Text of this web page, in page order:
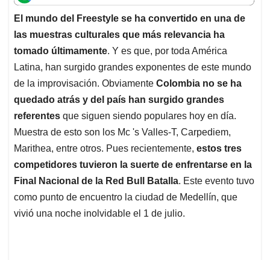
t
s
A
p
p
e
b
o
o
k
k
e
d
I
n
i
l
e
a
d
s
El mundo del Freestyle se ha convertido en una de
las muestras culturales que más relevancia ha
tomado últimamente. Y es que, por toda América
Latina, han surgido grandes exponentes de este mundo
de la improvisación. Obviamente Colombia no se ha
quedado atrás y del país han surgido grandes
referentes que siguen siendo populares hoy en día.
Muestra de esto son los Mc 's Valles-T, Carpediem,
Marithea, entre otros. Pues recientemente, estos tres
competidores tuvieron la suerte de enfrentarse en la
Final Nacional de la Red Bull Batalla. Este evento tuvo
como punto de encuentro la ciudad de Medellín, que
vivió una noche inolvidable el 1 de julio.